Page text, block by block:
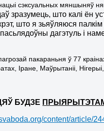
сэксуальных мяншыняў
зразумець, што калі ён
што я зьяўляюся палкім
дагэтуль і
пакараньня ў 77
Іране, Маўрытаніі,
БУДЗЕ
content/article/